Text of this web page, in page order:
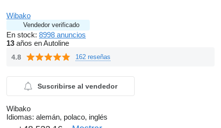
Wibako
Vendedor verificado
En stock: 8998 anuncios
13 años en Autoline
4.8 162 reseñas
Suscribirse al vendedor
Wibako
Idiomas: alemán, polaco, inglés